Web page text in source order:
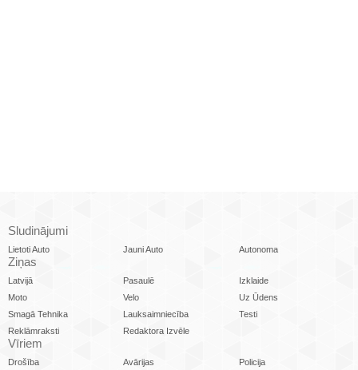
Sludinājumi
Lietoti Auto Jauni Auto Autonoma
Ziņas
Latvijā Pasaulē
Izklaide
Moto
Velo
Uz Ūdens
Smagā Tehnika
Lauksaimniecība
Testi
Reklāmraksti
Redaktora Izvēle
Vīriem
Drošība Avārijas
Policija